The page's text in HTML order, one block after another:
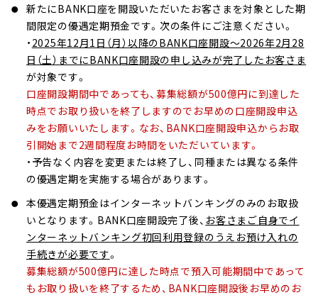
新たにBANK口座を開設いただいたお客さまを対象とした期
間限定の優遇定期預金です。次の条件にご注意ください。
・ 2025年12月1日（月）以降のBANK口座開設～2026年2月28
日（土）までにBANK口座開設の申し込みが完了したお客さま
が対象です。
口座開設期間中であっても、募集総額が500億円に到達した
時点でお取り扱いを終了しますのでお早めの口座開設申込
みをお願いいたします。なお、BANK口座開設申込からお取
引開始まで2週間程度お時間をいただいています。
・予告なく内容を変更または終了し、同種または異なる条件
の優遇定期を実施する場合があります。
本優遇定期預金はインターネットバンキングのみのお取扱
いとなります。BANK口座開設完了後、 お客さまご自身でイ
ンターネットバンキング初回利用登録のうえお預け入れの
手続きが必要です。
募集総額が500億円に達した時点で預入可能期間中であって
もお取り扱いを終了するため、BANK口座開設後お早めのお